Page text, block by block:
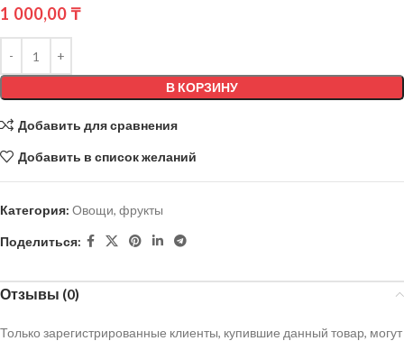
1 000,00 ₸
В КОРЗИНУ
Добавить для сравнения
Добавить в список желаний
Категория: Овощи, фрукты
Поделиться:
Отзывы (0)
Только зарегистрированные клиенты, купившие данный товар, могут